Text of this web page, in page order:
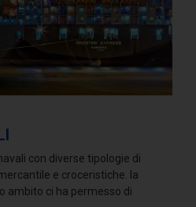
con diverse tipologie di
e croceristiche. la
ambito ci ha permesso di